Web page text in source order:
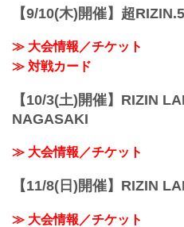
【9/10(木)開催】超
≫ 大会情報／チケット
≫ 対戦カード
【10/3(土)開催】RIZIN
NAGASAKI
≫ 大会情報／チケット
【11/8(日)開催】RIZIN
≫ 大会情報／チケット